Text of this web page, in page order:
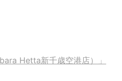
Hetta新千歳空港店）」